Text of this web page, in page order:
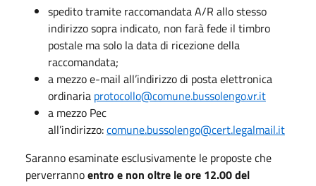
spedito tramite raccomandata A/R allo stesso
indirizzo sopra indicato, non farà fede il timbro
postale ma solo la data di ricezione della
raccomandata;
a mezzo e-mail all’indirizzo di posta elettronica
ordinaria protocollo@comune.bussolengo.vr.it
a mezzo Pec
all’indirizzo:comune.bussolengo@cert.legalmail.it
Saranno esaminate esclusivamente le proposte che
perverrannoentro e non oltre le ore 12.00 del